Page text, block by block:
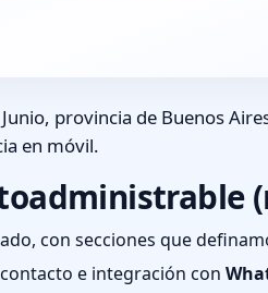
provincia de Buenos
en móvil.
con secciones que
e integración con